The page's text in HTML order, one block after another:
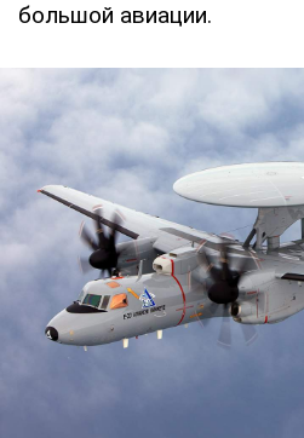
большой авиации.